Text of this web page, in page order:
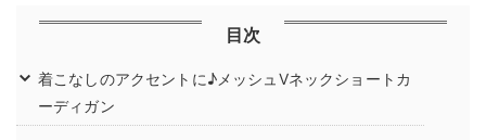
目次
着こなしのアクセントに♪メッシュVネックショートカ
ーディガン